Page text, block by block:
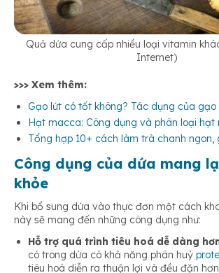
Quả dứa cung cấp nhiều loại vitamin
Internet)
>>> Xem thêm:
Gạo lứt có tốt không? Tác dụng của
Hạt macca: Công dụng và phân loại hạt
Tổng hợp 10+ cách làm trà chanh ngon,
Công dụng của dứa mang
khỏe
Khi bổ sung dứa vào thực đơn một cách
này sẽ mang đến những công dụng như:
Hỗ trợ quá trình tiêu hoá dễ dàng
có trong dứa có khả năng phân huỷ
tiêu hoá diễn ra thuận lợi và đều đặn